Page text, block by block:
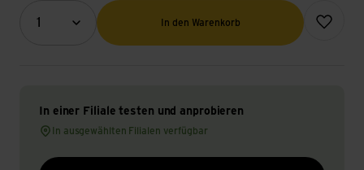
1
Menge (Optional)
In den Warenkorb
Zur
In einer Filiale testen und anprobieren
In ausgewählten Filialen verfügbar